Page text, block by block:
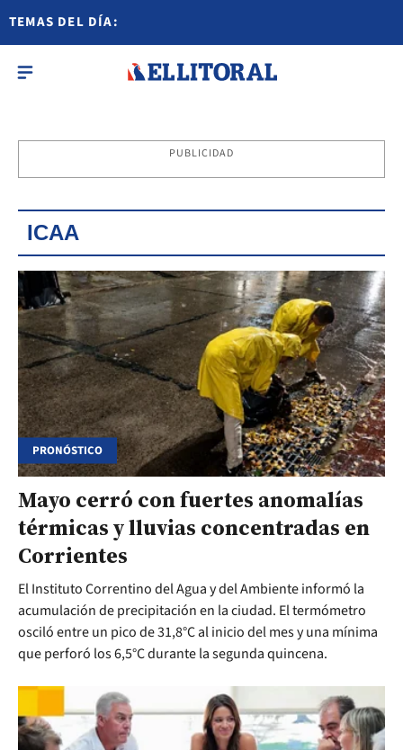
TEMAS DEL DÍA:
PUBLICIDAD
ICAA
PRONÓSTICO
Mayo cerró con fuertes anomalías
térmicas y lluvias concentradas en
Corrientes
El Instituto Correntino del Agua y del Ambiente informó la
acumulación de precipitación en la ciudad. El termómetro
osciló entre un pico de 31,8°C al inicio del mes y una mínima
que perforó los 6,5°C durante la segunda quincena.